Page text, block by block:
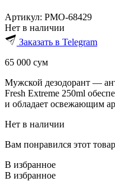
Артикул: PMO-68429
Нет в наличии
Заказать в Telegram
65 000 сум
Мужской дезодорант —
Fresh Extreme 250ml
и обладает освежающим
Нет в наличии
Вам понравился этот
В избранное
В избранное